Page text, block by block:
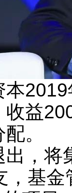
益
。
，
，基